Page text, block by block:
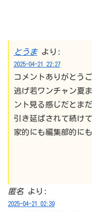
とうま より:
2025-04-21 22:27
コメントありがとう
逃げ若ワンチャン夏
ント見る感じだとま
引き延ばされて続け
家的にも編集部的に
匿名 より:
2025-04-21 02:39